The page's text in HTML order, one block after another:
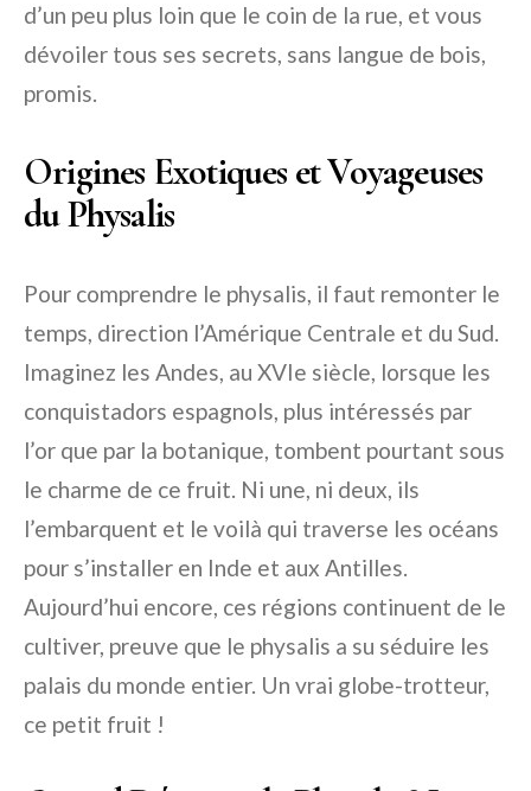
d’un peu plus loin que le coin de la rue, et vous
dévoiler tous ses secrets, sans langue de bois,
promis.
Origines Exotiques et Voyageuses
du Physalis
Pour comprendre le physalis, il faut remonter le
temps, direction l’Amérique Centrale et du Sud.
Imaginez les Andes, au XVIe siècle, lorsque les
conquistadors espagnols, plus intéressés par
l’or que par la botanique, tombent pourtant sous
le charme de ce fruit. Ni une, ni deux, ils
l’embarquent et le voilà qui traverse les océans
pour s’installer en Inde et aux Antilles.
Aujourd’hui encore, ces régions continuent de le
cultiver, preuve que le physalis a su séduire les
palais du monde entier. Un vrai globe-trotteur,
ce petit fruit !